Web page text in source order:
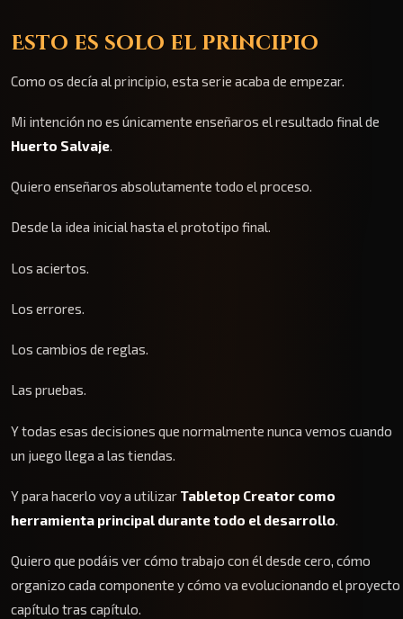
Esto es solo el principio
Como os decía al principio, esta serie acaba de empezar.
Mi intención no es únicamente enseñaros el resultado final de
Huerto Salvaje.
Quiero enseñaros absolutamente todo el proceso.
Desde la idea inicial hasta el prototipo final.
Los aciertos.
Los errores.
Los cambios de reglas.
Las pruebas.
Y todas esas decisiones que normalmente nunca vemos cuando
un juego llega a las tiendas.
Y para hacerlo voy a utilizar Tabletop Creator como
herramienta principal durante todo el desarrollo.
Quiero que podáis ver cómo trabajo con él desde cero, cómo
organizo cada componente y cómo va evolucionando el proyecto
capítulo tras capítulo.